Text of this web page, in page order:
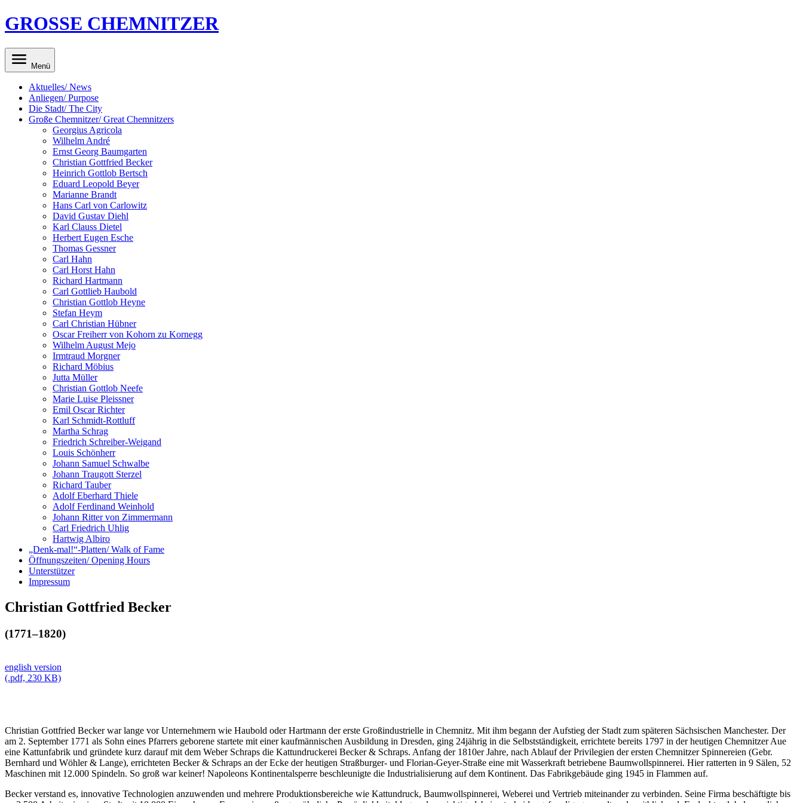
GROSSE CHEMNITZER
Menü
Aktuelles/ News
Anliegen/ Purpose
Die Stadt/ The City
Große Chemnitzer/ Great Chemnitzers
Georgius Agricola
Wilhelm André
Ernst Georg Baumgarten
Christian Gottfried Becker
Heinrich Gottlob Bertsch
Eduard Leopold Beyer
Marianne Brandt
Hans Carl von Carlowitz
David Gustav Diehl
Karl Clauss Dietel
Herbert Eugen Esche
Thomas Gessner
Carl Hahn
Carl Horst Hahn
Richard Hartmann
Carl Gottlieb Haubold
Christian Gottlob Heyne
Stefan Heym
Carl Christian Hübner
Oscar Freiherr von Kohorn zu Kornegg
Wilhelm August Mejo
Irmtraud Morgner
Richard Möbius
Jutta Müller
Christian Gottlob Neefe
Marie Luise Pleissner
Emil Oscar Richter
Karl Schmidt-Rottluff
Martha Schrag
Friedrich Schreiber-Weigand
Louis Schönherr
Johann Samuel Schwalbe
Johann Traugott Sterzel
Richard Tauber
Adolf Eberhard Thiele
Adolf Ferdinand Weinhold
Johann Ritter von Zimmermann
Carl Friedrich Uhlig
Hartwig Albiro
„Denk-mal!“-Platten/ Walk of Fame
Öffnungszeiten/ Opening Hours
Unterstützer
Impressum
Christian Gottfried Becker
(1771–1820)
english version
(.pdf, 230 KB)
Christian Gottfried Becker war lange vor Unternehmern wie Haubold oder Hartmann der erste Großindustrielle in Chemnitz. Mit ihm begann der Aufstieg der Stadt zum späteren Sächsischen Manchester. Der
am 2. September 1771 als Sohn eines Pfarrers geborene startete mit einer kaufmännischen Ausbildung in Dresden, ging 24jährig in die Selbstständigkeit, errichtete bereits 1797 in der heutigen Chemnitzer Aue
eine Kattunfabrik und gründete kurz darauf mit dem Weber Schraps die Kattundruckerei Becker & Schraps. Anfang der 1810er Jahre, nach Ablauf der Privilegien der ersten Chemnitzer Spinnereien (Gebr.
Bernhard und Wöhler & Lange), errichteten Becker & Schraps an der Ecke der heutigen Straßburger- und Florian-Geyer-Straße eine mit Wasserkraft betriebene Baumwollspinnerei. Hier ratterten in 9 Sälen, 52
Maschinen mit 12.000 Spindeln. So groß war keiner! Napoleons Kontinentalsperre beschleunigte die Industrialisierung auf dem Kontinent. Das Fabrikgebäude ging 1945 in Flammen auf.
Becker verstand es, innovative Technologien anzuwenden und mehrere Produktionsbereiche wie Kattundruck, Baumwollspinnerei, Weberei und Vertrieb miteinander zu verbinden. Seine Firma beschäftigte bis